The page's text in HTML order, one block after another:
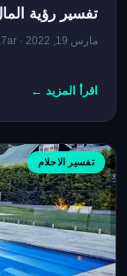
تفسير رؤية
مارس 19, 2022 · sa7ar
اقرأ المزيد ←
تفسير الاحلام